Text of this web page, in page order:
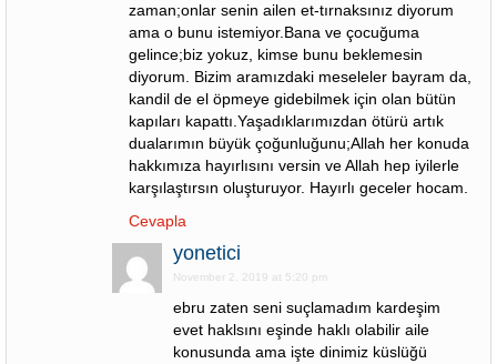
zaman;onlar senin ailen et-tırnaksınız diyorum
ama o bunu istemiyor.Bana ve çocuğuma
gelince;biz yokuz, kimse bunu beklemesin
diyorum. Bizim aramızdaki meseleler bayram da,
kandil de el öpmeye gidebilmek için olan bütün
kapıları kapattı.Yaşadıklarımızdan ötürü artık
dualarımın büyük çoğunluğunu;Allah her konuda
hakkımıza hayırlısını versin ve Allah hep iyilerle
karşılaştırsın oluşturuyor. Hayırlı geceler hocam.
Cevapla
yonetici
November 2, 2019 at 5:20 pm
ebru zaten seni suçlamadım kardeşim
evet haklsını eşinde haklı olabilir aile
konusunda ama işte dinimiz küslüğü